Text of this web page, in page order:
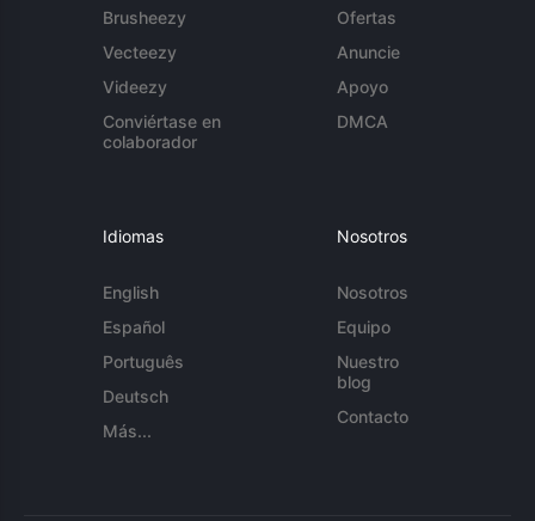
Brusheezy
Vecteezy
Videezy
Conviértase en
colaborador
Ofertas
Anuncie
Apoyo
DMCA
Idiomas
English
Español
Português
Deutsch
Más...
Nosotros
Nosotros
Equipo
Nuestro
blog
Contacto